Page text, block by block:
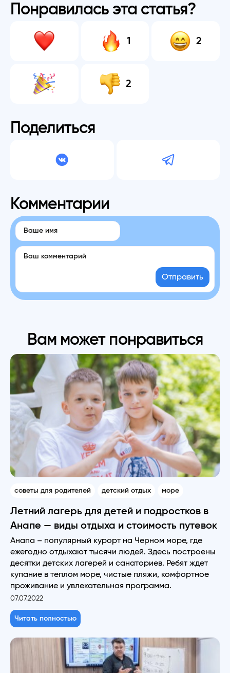
Понравилась эта статья?
1 2
2
Поделиться
Комментарии
Отправить
Вам может понравиться
советы для родителей детский отдых море
Летний лагерь для детей и подростков в
Анапе — виды отдыха и стоимость путевок
Анапа – популярный курорт на Черном море, где
ежегодно отдыхают тысячи людей. Здесь построены
десятки детских лагерей и санаториев. Ребят ждет
купание в теплом море, чистые пляжи, комфортное
проживание и увлекательная программа.
07.07.2022
Читать полностью